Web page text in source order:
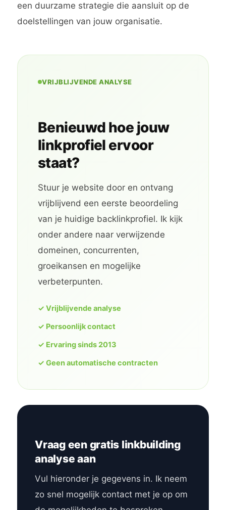
een duurzame strategie die aansluit op de
doelstellingen van jouw organisatie.
VRIJBLIJVENDE ANALYSE
Benieuwd hoe jouw
linkprofiel ervoor
staat?
Stuur je website door en ontvang
vrijblijvend een eerste beoordeling
van je huidige backlinkprofiel. Ik kijk
onder andere naar verwijzende
domeinen, concurrenten,
groeikansen en mogelijke
verbeterpunten.
✓ Vrijblijvende analyse
✓ Persoonlijk contact
✓ Ervaring sinds 2013
✓ Geen automatische contracten
Vraag een gratis linkbuilding
analyse aan
Vul hieronder je gegevens in. Ik neem
zo snel mogelijk contact met je op om